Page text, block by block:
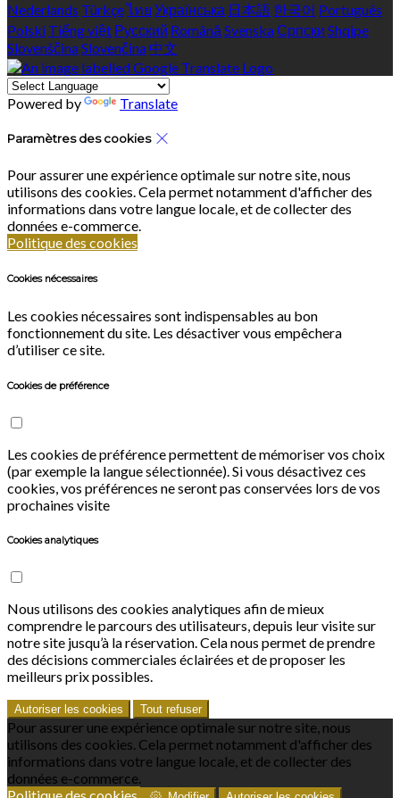
Nederlands Türkçeไทย Українська 日本語 한국어 Português
Polski Tiếng việt Русский Română SvenskaСрпски Shqipe
SlovenščinaSlovenčina 中文
Powered by Translate
Paramètres des cookies
Pour assurer une expérience optimale sur notre site, nous
utilisons des cookies. Cela permet notamment d'afficher des
informations dans votre langue locale, et de collecter des
données e-commerce.
Politique des cookies
Cookies nécessaires
Les cookies nécessaires sont indispensables au bon
fonctionnement du site. Les désactiver vous empêchera
d’utiliser ce site.
Cookies de préférence
Les cookies de préférence permettent de mémoriser vos choix
(par exemple la langue sélectionnée). Si vous désactivez ces
cookies, vos préférences ne seront pas conservées lors de vos
prochaines visite
Cookies analytiques
Nous utilisons des cookies analytiques afin de mieux
comprendre le parcours des utilisateurs, depuis leur visite sur
notre site jusqu’à la réservation. Cela nous permet de prendre
des décisions commerciales éclairées et de proposer les
meilleurs prix possibles.
Autoriser les cookies Tout refuser
Pour assurer une expérience optimale sur notre site, nous
utilisons des cookies. Cela permet notamment d'afficher des
informations dans votre langue locale, et de collecter des
données e-commerce.